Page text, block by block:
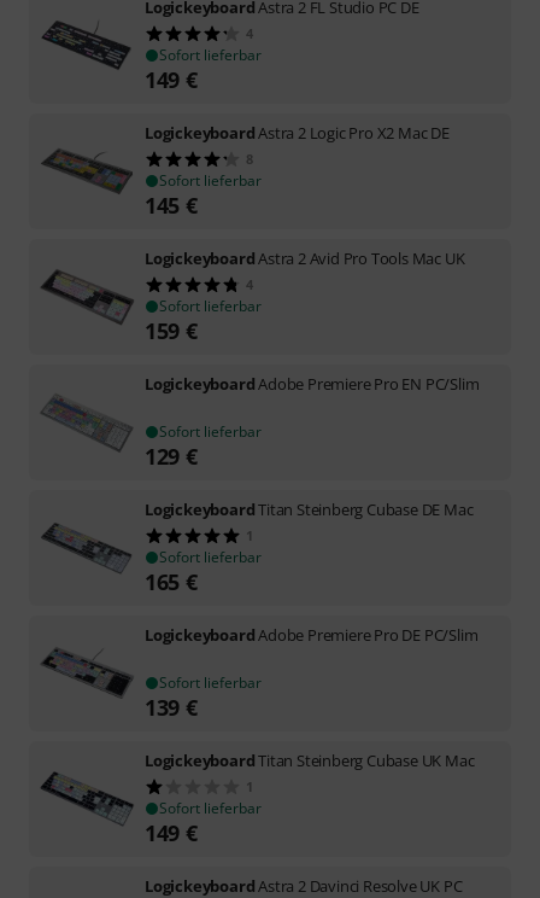
LogickeyboardAstra 2 FL Studio PC DE
4
Sofort lieferbar
149 €
LogickeyboardAstra 2 Logic Pro X2 Mac DE
8
Sofort lieferbar
145 €
LogickeyboardAstra 2 Avid Pro Tools Mac UK
4
Sofort lieferbar
159 €
LogickeyboardAdobe Premiere Pro EN PC/Slim
Sofort lieferbar
129 €
LogickeyboardTitan Steinberg Cubase DE Mac
1
Sofort lieferbar
165 €
LogickeyboardAdobe Premiere Pro DE PC/Slim
Sofort lieferbar
139 €
LogickeyboardTitan Steinberg Cubase UK Mac
1
Sofort lieferbar
149 €
LogickeyboardAstra 2 Davinci Resolve UK PC